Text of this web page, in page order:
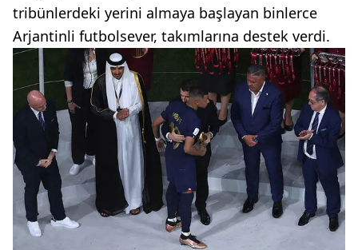
tribünlerdeki yerini almaya başlayan binlerce
Arjantinli futbolsever, takımlarına destek verdi.